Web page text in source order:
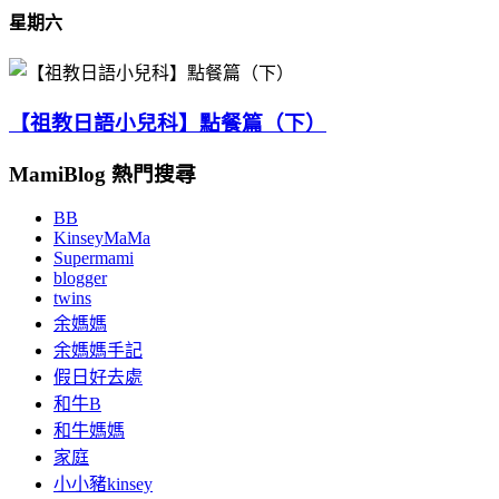
星期六
【祖教日語小兒科】點餐篇（下）
MamiBlog 熱門搜尋
BB
KinseyMaMa
Supermami
blogger
twins
余媽媽
余媽媽手記
假日好去處
和牛B
和牛媽媽
家庭
小小豬kinsey